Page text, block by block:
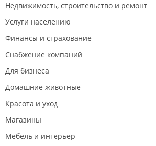
Недвижимость, строительство и ремонт
Услуги населению
Финансы и страхование
Снабжение компаний
Для бизнеса
Домашние животные
Красота и уход
Магазины
Мебель и интерьер